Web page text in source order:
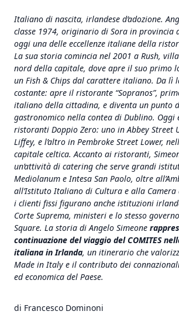
Italiano di nascita, irlandese d’adozione.
classe 1974, originario di Sora in provincia
oggi una delle eccellenze italiane della
La sua storia comincia nel 2001 a Rush,
nord della capitale, dove apre il suo primo
un Fish & Chips dal carattere italiano. Da lì
costante: apre il ristorante “Sopranos”,
italiano della cittadina, e diventa un punto
gastronomico nella contea di Dublino.
ristoranti Doppio Zero: uno in Abbey Street
Liffey, e l’altro in Pembroke Street Lower,
capitale celtica. Accanto ai ristoranti,
un’attività di catering che serve grandi
Mediolanum e Intesa San Paolo, oltre
all’Istituto Italiano di Cultura e alla Camera
i clienti fissi figurano anche istituzioni
Corte Suprema, ministeri e lo stesso
Square. La storia di Angelo Simeone
continuazione del viaggio del COMITES
italiana in Irlanda, un itinerario che
Made in Italy e il contributo dei
ed economica del Paese.
di Francesco Dominoni